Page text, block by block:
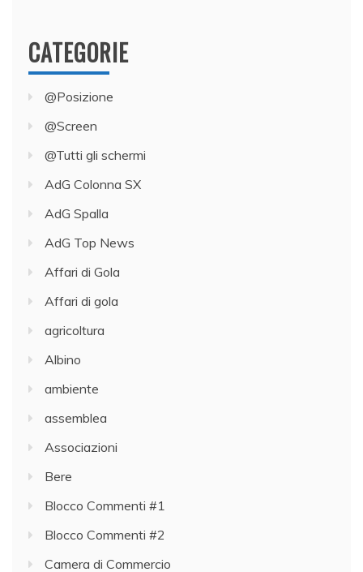
CATEGORIE
@Posizione
@Screen
@Tutti gli schermi
AdG Colonna SX
AdG Spalla
AdG Top News
Affari di Gola
Affari di gola
agricoltura
Albino
ambiente
assemblea
Associazioni
Bere
Blocco Commenti #1
Blocco Commenti #2
Camera di Commercio